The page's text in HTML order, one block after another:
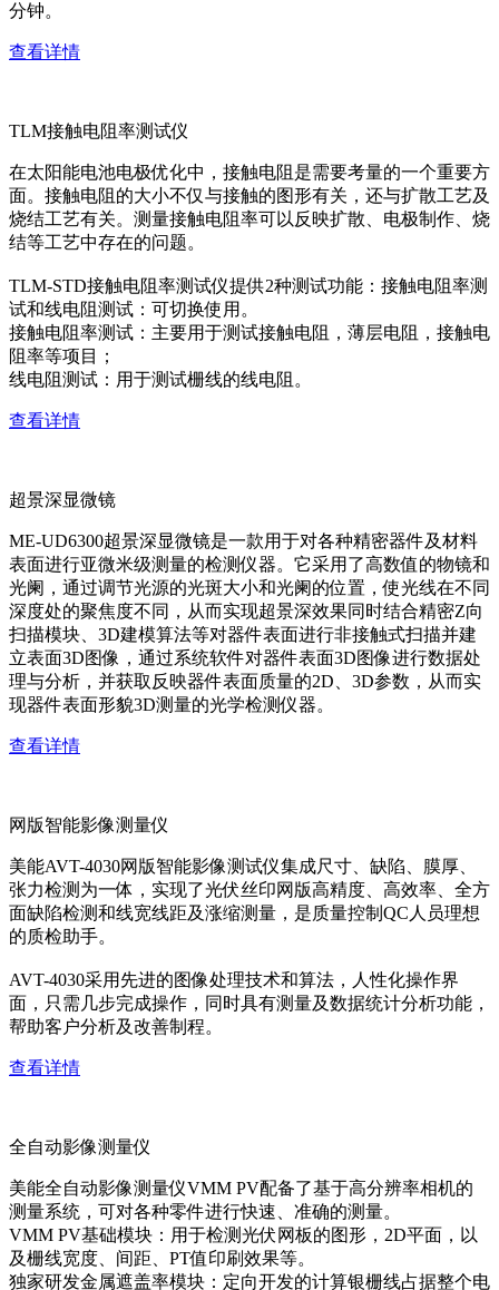
分钟。
查看详情
TLM接触电阻率测试仪
在太阳能电池电极优化中，接触电阻是需要考量的一个重要方
面。接触电阻的大小不仅与接触的图形有关，还与扩散工艺及
烧结工艺有关。测量接触电阻率可以反映扩散、电极制作、烧
结等工艺中存在的问题。
TLM-STD接触电阻率测试仪提供2种测试功能：接触电阻率测
试和线电阻测试：可切换使用。
接触电阻率测试：主要用于测试接触电阻，薄层电阻，接触电
阻率等项目；
线电阻测试：用于测试栅线的线电阻。
查看详情
超景深显微镜
ME-UD6300超景深显微镜是一款用于对各种精密器件及材料
表面进行亚微米级测量的检测仪器。它采用了高数值的物镜和
光阑，通过调节光源的光斑大小和光阑的位置，使光线在不同
深度处的聚焦度不同，从而实现超景深效果同时结合精密Z向
扫描模块、3D建模算法等对器件表面进行非接触式扫描并建
立表面3D图像，通过系统软件对器件表面3D图像进行数据处
理与分析，并获取反映器件表面质量的2D、3D参数，从而实
现器件表面形貌3D测量的光学检测仪器。
查看详情
网版智能影像测量仪
美能AVT-4030网版智能影像测试仪集成尺寸、缺陷、膜厚、
张力检测为一体，实现了光伏丝印网版高精度、高效率、全方
面缺陷检测和线宽线距及涨缩测量，是质量控制QC人员理想
的质检助手。
AVT-4030采用先进的图像处理技术和算法，人性化操作界
面，只需几步完成操作，同时具有测量及数据统计分析功能，
帮助客户分析及改善制程。
查看详情
全自动影像测量仪
美能全自动影像测量仪VMM PV配备了基于高分辨率相机的
测量系统，可对各种零件进行快速、准确的测量。
VMM PV基础模块：用于检测光伏网板的图形，2D平面，以
及栅线宽度、间距、PT值印刷效果等。
独家研发金属遮盖率模块：定向开发的计算银栅线占据整个电